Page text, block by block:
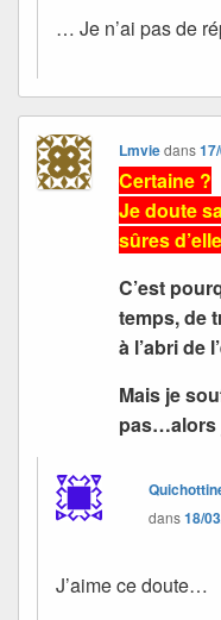
… Je n’ai pas de
Lmviedans
Certaine ?
Je doute
sûres
C’est
temps, de
à l’abri de
Mais je
pas…alors
dans18/
J’aime ce doute…